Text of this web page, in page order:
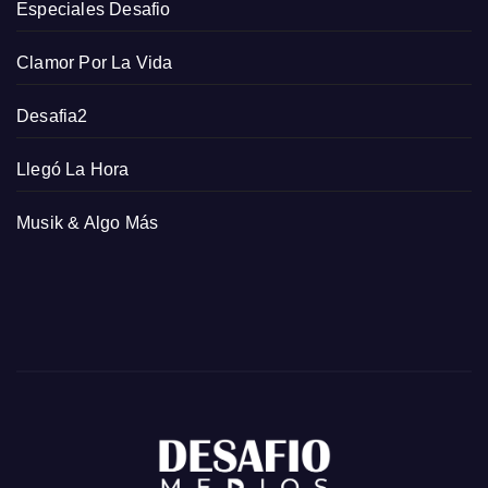
Especiales Desafio
Clamor Por La Vida
Desafia2
Llegó La Hora
Musik & Algo Más